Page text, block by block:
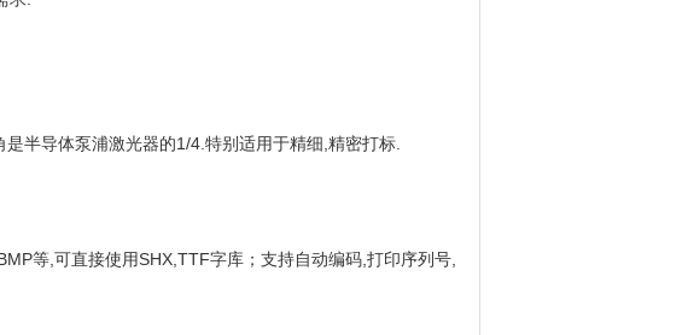
半导体泵浦激光器的1/4.特别适用于精细,精密打标.
等,可直接使用SHX,TTF字库；支持自动编码,打印序列号,